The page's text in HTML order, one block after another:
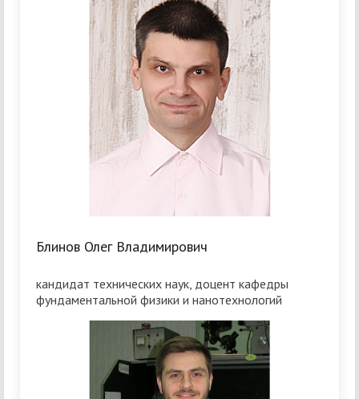
Блинов Олег Владимирович
кандидат технических наук, доцент кафедры
фундаментальной физики и нанотехнологий